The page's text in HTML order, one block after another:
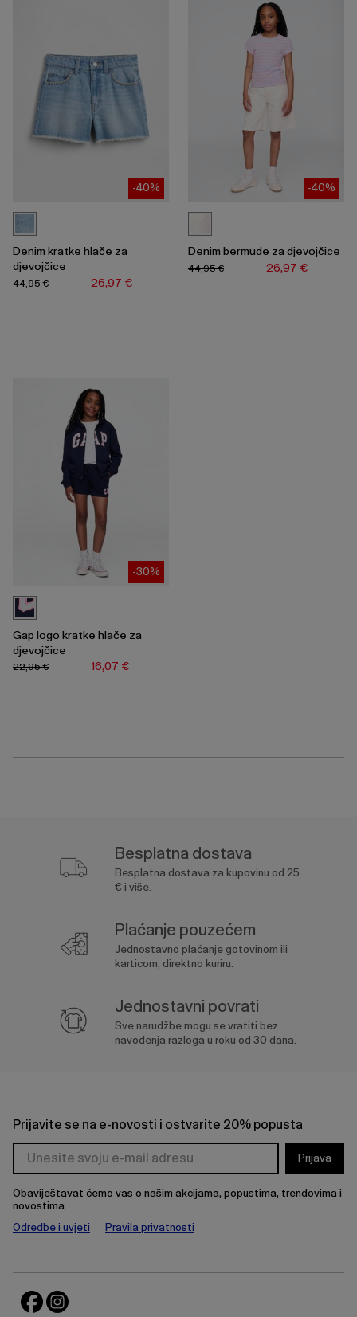
-40%
Denim kratke hlače za
djevojčice
26,97 €
44,95 €
-40%
Denim bermude za djevojčice
26,97 €
44,95 €
-30%
Gap logo kratke hlače za
djevojčice
16,07 €
22,95 €
Besplatna dostava
Besplatna dostava za kupovinu od 25
€ i više.
Plaćanje pouzećem
Jednostavno plaćanje gotovinom ili
karticom, direktno kuriru.
Jednostavni povrati
Sve narudžbe mogu se vratiti bez
navođenja razloga u roku od 30 dana.
Prijavite se na e-novosti i ostvarite 20% popusta
Prijava
Obaviještavat ćemo vas o našim akcijama, popustima, trendovima i
novostima.
Odredbe i uvjeti
Pravila privatnosti